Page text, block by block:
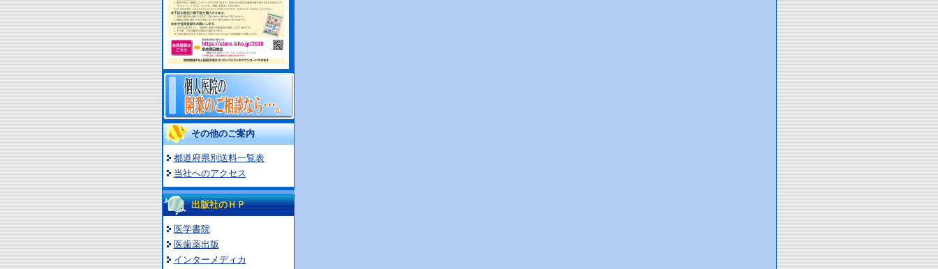
その他のご案内
都道府県別送料一覧表
当社へのアクセス
出版社のＨＰ
医学書院
医歯薬出版
インターメディカ